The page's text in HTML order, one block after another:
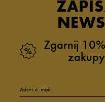
Zgarnij
Adres e-mail